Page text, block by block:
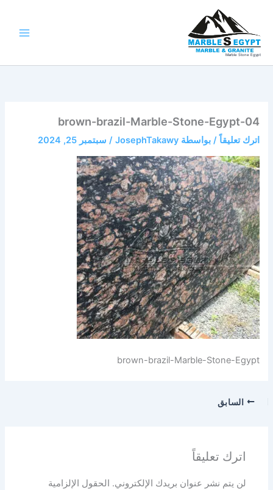
المحتوى
Marble Stone Egypt
brown-brazil-Marble-Stone-Egypt-04
اترك تعليقاً / بواسطة JosephTakawy
/ سبتمبر 25, 2024
brown-brazil-Marble-Stone-Egypt
السابق
اترك تعليقاً
لن يتم نشر عنوان بريدك الإلكتروني.
الحقول الإلزامية